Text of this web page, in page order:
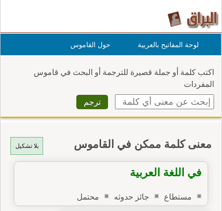
لوحة المفاتيح بالعربية حول القاموس
اكتب كلمة أو جملة قصيرة للترجمة أو البحث في قاموس
المفردات
بلا تشكيل معنى كلمة ممكن في القاموس
في اللغة العربية
مستطاع جائز حدوثه محتمل